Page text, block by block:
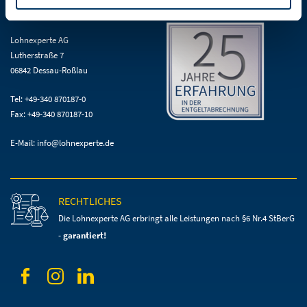
Lohnexperte AG
Lutherstraße 7
06842 Dessau-Roßlau
Tel: +49-340 870187-0
Fax: +49-340 870187-10
E-Mail: info@lohnexperte.de
RECHTLICHES
Die Lohnexperte AG erbringt alle Leistungen nach §6 Nr.4 StBerG
-garantiert!